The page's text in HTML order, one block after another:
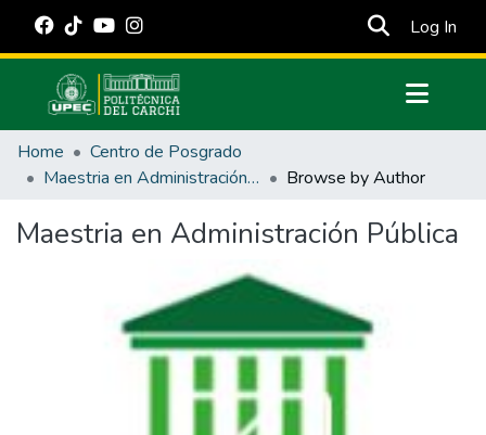
Log In
Communities & Collections
All of DSpace
Home
Centro de Posgrado
Maestria en Administración Pública
Browse by Author
Maestria en Administración Pública